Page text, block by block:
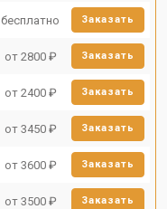
бесплатно Заказать
от 2800 ₽ Заказать
от 2400 ₽ Заказать
от 3450 ₽ Заказать
от 3600 ₽ Заказать
от 3500 ₽ Заказать